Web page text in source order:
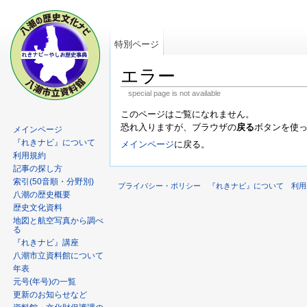
エラー
special page is not available
このページはご覧になれません。
恐れ入りますが、ブラウザの戻るボタンを使
メインページに戻る。
特別ページ
メインページ
『れきナビ』について
利用規約
記事の探し方
索引(50音順・分野別)
八潮の歴史概要
歴史文化資料
地図と航空写真から調べ
る
『れきナビ』講座
八潮市立資料館について
年表
元号(年号)の一覧
更新のお知らせなど
プライバシー・ポリシー 『れきナビ』について 利